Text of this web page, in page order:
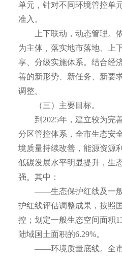
单元，针对不同环境管控单
准入。
上下联动，动态管理。依
为主体，落实地市落地、上
享、分级实施体系。结合经
善的新形势、新任务、新要
调整。
（三）主要目标。
到2025年，建立较为完善
分区管控体系，全市生态安
境质量持续改善，能源资源
低碳发展水平明显提升，生
强。其中：
——生态保护红线及一般
护红线评估调整成果，按照
控；划定一般生态空间面积
陆域国土面积的6.29%。
——环境质量底线。全市